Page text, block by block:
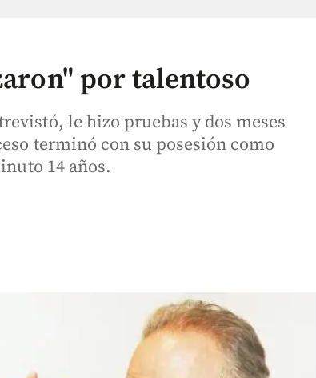
por talentoso
le hizo pruebas y dos meses
terminó con su posesión como
14 años.